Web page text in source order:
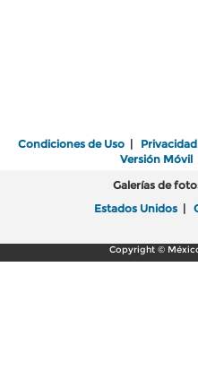
Condiciones de Uso | Privacidad
Versión Móvil
Galerías de
Estados Unidos |
Copyright ©